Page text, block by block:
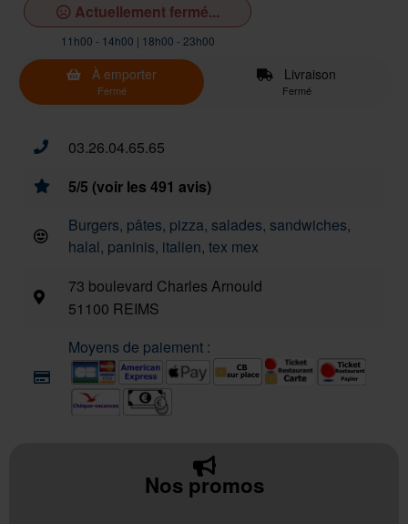
Actuellement fermé...
11h00 - 14h00 | 18h00 - 23h00
À emporter
Fermé
Livraison
Fermé
03.26.04.65.65
5/5 (voir les 491 avis)
Burgers, pâtes, pizza, salades, sandwiches,
halal, paninis, italien, tex mex
73 boulevard Charles Arnould
51100 REIMS
Moyens de paiement :
Nos promos